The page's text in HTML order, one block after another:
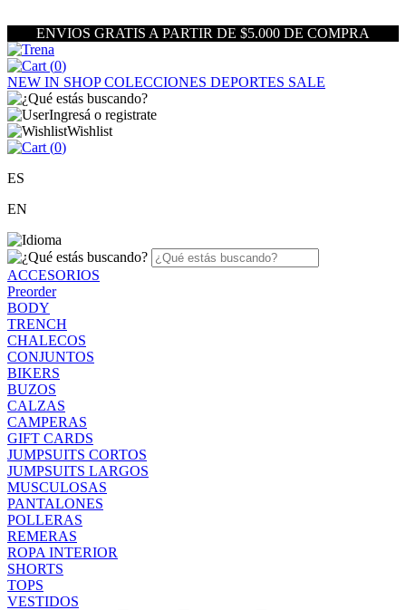
ENVIOS GRATIS A PARTIR DE $5.000 DE COMPRA
(0)
NEW IN SHOPCOLECCIONES DEPORTES SALE
Ingresá o registrate
Wishlist
(0)
ES
EN
ACCESORIOS
Preorder
BODY
TRENCH
CHALECOS
CONJUNTOS
BIKERS
BUZOS
CALZAS
CAMPERAS
GIFT CARDS
JUMPSUITS CORTOS
JUMPSUITS LARGOS
MUSCULOSAS
PANTALONES
POLLERAS
REMERAS
ROPA INTERIOR
SHORTS
TOPS
VESTIDOS